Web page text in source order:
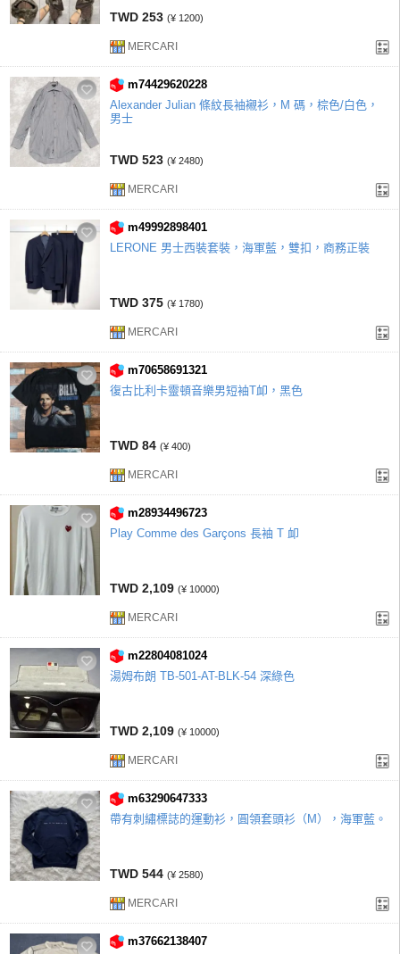
TWD 253 (¥ 1200)
MERCARI
m74429620228
Alexander Julian 條紋長袖襯衫，M 碼，棕色/白色，
男士
TWD 523 (¥ 2480)
MERCARI
m49992898401
LERONE 男士西裝套裝，海軍藍，雙扣，商務正裝
TWD 375 (¥ 1780)
MERCARI
m70658691321
復古比利卡靈頓音樂男短袖T卹，黑色
TWD 84 (¥ 400)
MERCARI
m28934496723
Play Comme des Garçons 長袖 T 卹
TWD 2,109 (¥ 10000)
MERCARI
m22804081024
湯姆布朗 TB-501-AT-BLK-54 深綠色
TWD 2,109 (¥ 10000)
MERCARI
m63290647333
帶有刺繡標誌的運動衫，圓領套頭衫（M），海軍藍。
TWD 544 (¥ 2580)
MERCARI
m37662138407